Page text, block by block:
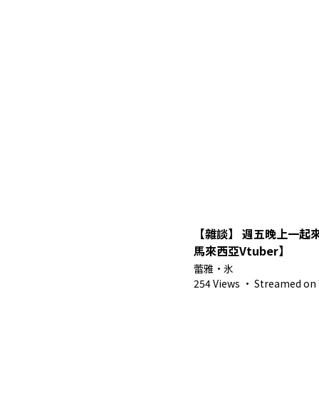
【雜談】 週五晚上一
馬來西亞Vtuber】
蕾雅・氷
254 Views · Streamed on